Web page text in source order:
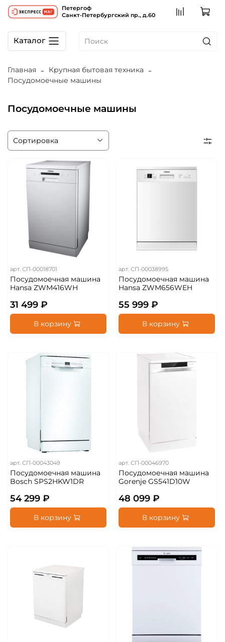
Петергоф
Санкт-Петербургский пр., д.60
Каталог
Главная
Крупная бытовая техника
Посудомоечные машины
Посудомоечные машины
арт.СП-00018701
Посудомоечная машина
Hansa ZWM416WH
31 499 ₽
В корзину
арт.СП-00038995
Посудомоечная машина
Hansa ZWM656WEH
55 999 ₽
В корзину
арт.СП-00043049
Посудомоечная машина
Bosch SPS2HKW1DR
54 299 ₽
В корзину
арт.СП-00046970
Посудомоечная машина
Gorenje GS541D10W
48 099 ₽
В корзину